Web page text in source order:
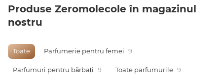
Produse Zeromolecole în magazinul
nostru
Toate Parfumerie pentru femei 9
Parfumuri pentru bărbați 9 Toate parfumurile 9